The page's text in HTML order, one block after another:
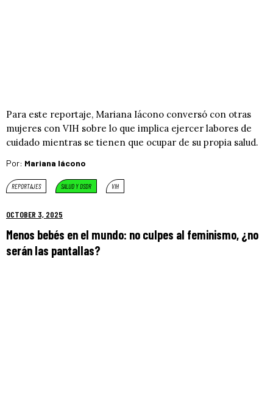
Para este reportaje, Mariana Iácono conversó con otras
mujeres con VIH sobre lo que implica ejercer labores de
cuidado mientras se tienen que ocupar de su propia salud.
Por: Mariana Iácono
REPORTAJES SALUD Y DSDR VIH
OCTOBER 3, 2025
Menos bebés en el mundo: no culpes al feminismo, ¿no
serán las pantallas?